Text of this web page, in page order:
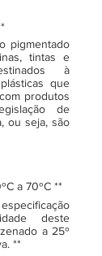
pigmentado
tintas e
à
que
produtos
de
ou seja, são
a 70ºC **
deste
a 25º
**